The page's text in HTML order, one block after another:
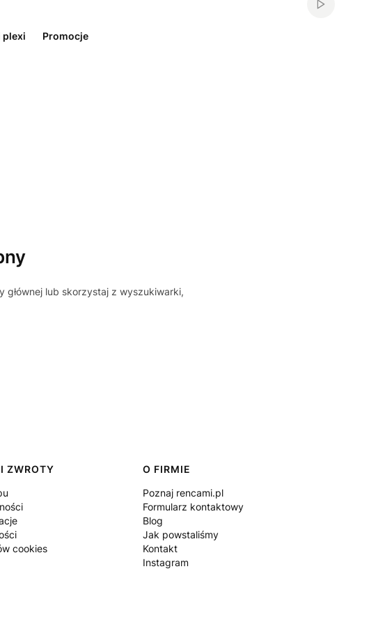
Włącz
plexi Promocje
lub skorzystaj z wyszukiwarki,
ZWROTY
cookies
O FIRMIE
Poznaj rencami.pl
Formularz kontaktowy
Blog
Jak powstaliśmy
Kontakt
Instagram